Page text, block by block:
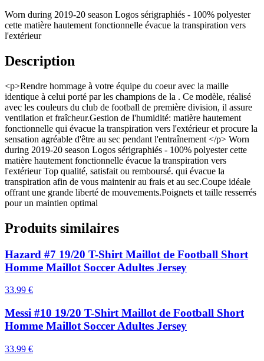
Worn during 2019-20 season Logos sérigraphiés - 100% polyester
cette matière hautement fonctionnelle évacue la transpiration vers
l'extérieur
Description
<p>Rendre hommage à votre équipe du coeur avec la maille
identique à celui porté par les champions de la . Ce modèle, réalisé
avec les couleurs du club de football de première division, il assure
ventilation et fraîcheur.Gestion de l'humidité: matière hautement
fonctionnelle qui évacue la transpiration vers l'extérieur et procure la
sensation agréable d'être au sec pendant l'entraînement </p> Worn
during 2019-20 season Logos sérigraphiés - 100% polyester cette
matière hautement fonctionnelle évacue la transpiration vers
l'extérieur Top qualité, satisfait ou remboursé. qui évacue la
transpiration afin de vous maintenir au frais et au sec.Coupe idéale
offrant une grande liberté de mouvements.Poignets et taille resserrés
pour un maintien optimal
Produits similaires
Hazard #7 19/20 T-Shirt Maillot de Football Short
Homme Maillot Soccer Adultes Jersey
33.99 €
Messi #10 19/20 T-Shirt Maillot de Football Short
Homme Maillot Soccer Adultes Jersey
33.99 €